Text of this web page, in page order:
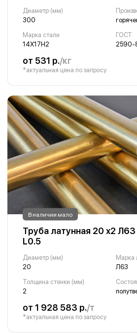
Диаметр (мм)
300
Марка стали
14Х17Н2
ГОСТ
2590-
от 531 р./кг
*актуальная цена по запросу
В наличии мало
Труба латунная 20 х2
L0.5
Диаметр (мм)
20
Марка
Л63
Толщина стенки (мм)
2
от 1 928 583 р./т
*актуальная цена по запросу